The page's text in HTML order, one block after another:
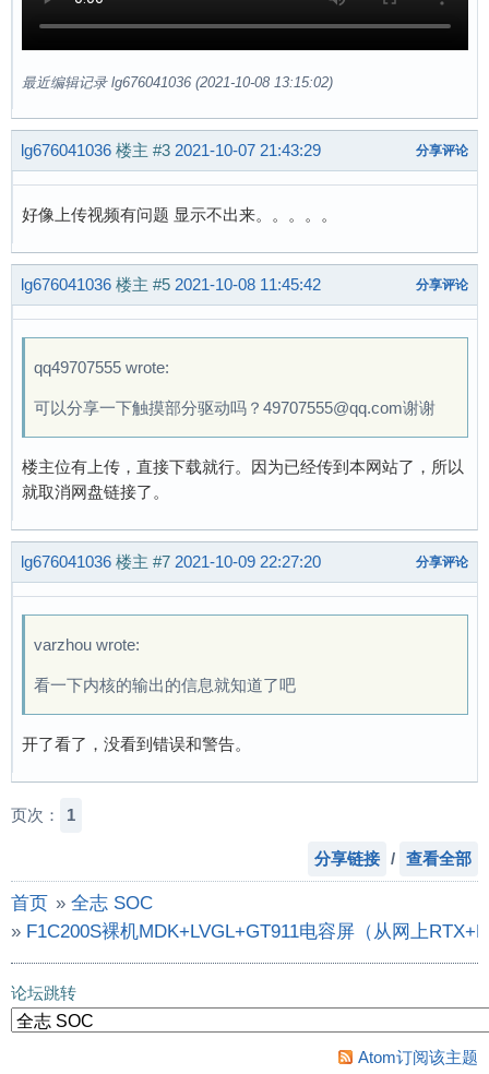
最近编辑记录 lg676041036 (2021-10-08 13:15:02)
lg676041036 楼主 #3 2021-10-07 21:43:29 分享评论
好像上传视频有问题 显示不出来。。。。。
lg676041036 楼主 #5 2021-10-08 11:45:42 分享评论
qq49707555 wrote:
可以分享一下触摸部分驱动吗？49707555@qq.com谢谢
楼主位有上传，直接下载就行。因为已经传到本网站了，所以
就取消网盘链接了。
lg676041036 楼主 #7 2021-10-09 22:27:20 分享评论
varzhou wrote:
看一下内核的输出的信息就知道了吧
开了看了，没看到错误和警告。
页次： 1
分享链接 / 查看全部
首页 » 全志 SOC
» F1C200S裸机MDK+LVGL+GT911电容屏（从网上
论坛跳转
Atom订阅该主题